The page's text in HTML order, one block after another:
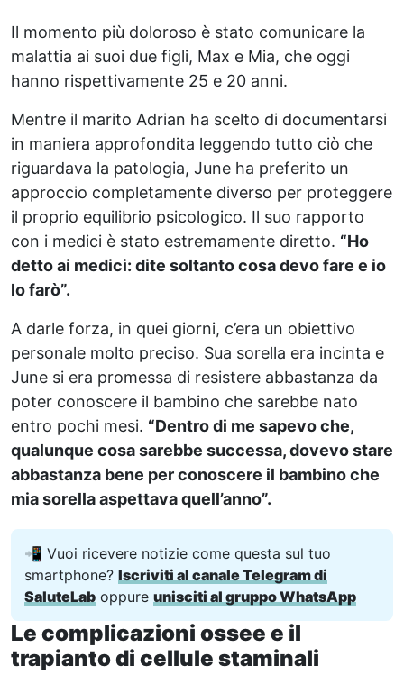
Il momento più doloroso è stato comunicare la
malattia ai suoi due figli, Max e Mia, che oggi
hanno rispettivamente 25 e 20 anni.
Mentre il marito Adrian ha scelto di documentarsi
in maniera approfondita leggendo tutto ciò che
riguardava la patologia, June ha preferito un
approccio completamente diverso per proteggere
il proprio equilibrio psicologico. Il suo rapporto
con i medici è stato estremamente diretto. “Ho
detto ai medici: dite soltanto cosa devo fare e io
lo farò”.
A darle forza, in quei giorni, c’era un obiettivo
personale molto preciso. Sua sorella era incinta e
June si era promessa di resistere abbastanza da
poter conoscere il bambino che sarebbe nato
entro pochi mesi. “Dentro di me sapevo che,
qualunque cosa sarebbe successa, dovevo stare
abbastanza bene per conoscere il bambino che
mia sorella aspettava quell’anno”.
📲 Vuoi ricevere notizie come questa sul tuo
smartphone? Iscriviti al canale Telegram di
SaluteLab oppure unisciti al gruppo WhatsApp
Le complicazioni ossee e il
trapianto di cellule staminali